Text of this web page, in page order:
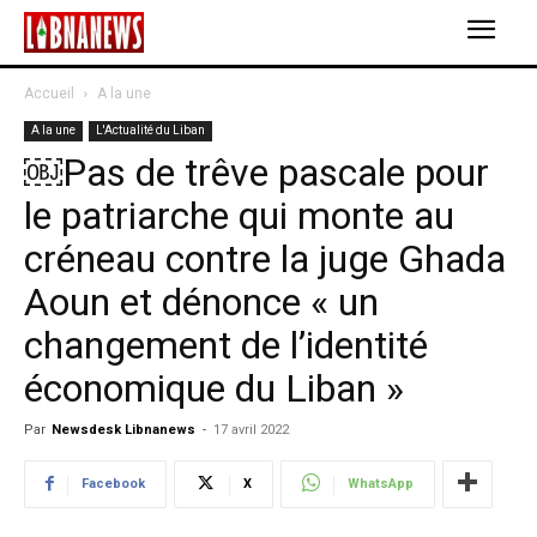
Accueil A la une
A la une L'Actualité du Liban
￼Pas de trêve pascale pour
le patriarche qui monte au
créneau contre la juge Ghada
Aoun et dénonce « un
changement de l’identité
économique du Liban »
Par Newsdesk Libnanews - 17 avril 2022
Facebook X WhatsApp